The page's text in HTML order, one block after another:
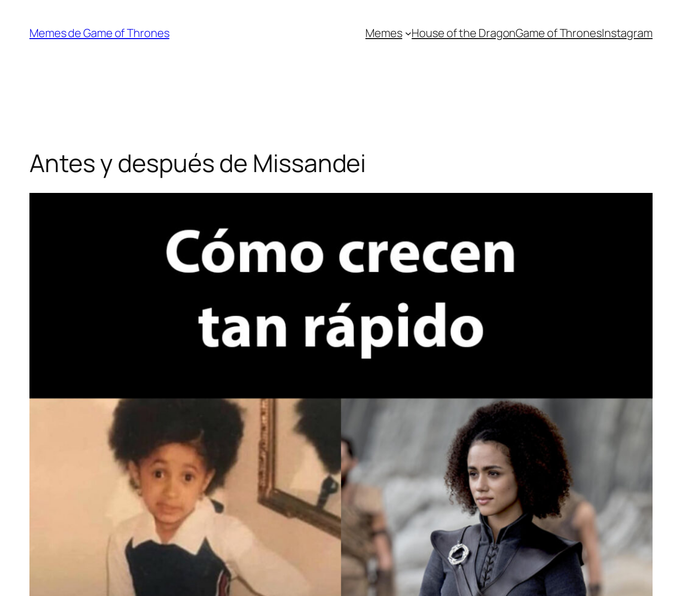
contenido
Memes de Game of Thrones Memes House of the DragonGame of ThronesInstagram
Antes y después de Missandei